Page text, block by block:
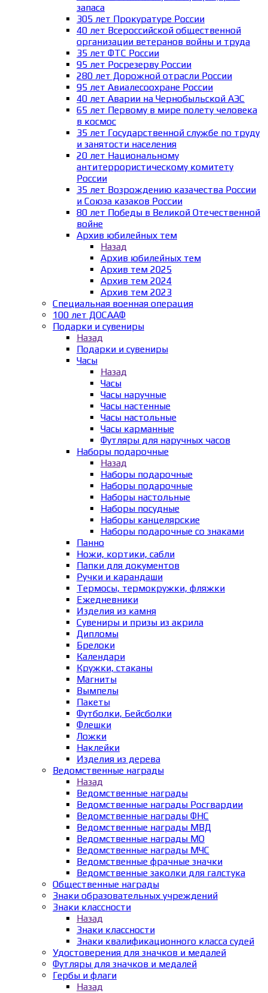
запаса
305 лет Прокуратуре России
40 лет Всероссийской общественной
организации ветеранов войны и труда
35 лет ФТС России
95 лет Росрезерву России
280 лет Дорожной отрасли России
95 лет Авиалесоохране России
40 лет Аварии на Чернобыльской АЭС
65 лет Первому в мире полету человека
в космос
35 лет Государственной службе по труду
и занятости населения
20 лет Национальному
антитеррористическому комитету
России
35 лет Возрождению казачества России
и Союза казаков России
80 лет Победы в Великой Отечественной
войне
Архив юбилейных тем
Назад
Архив юбилейных тем
Архив тем 2025
Архив тем 2024
Архив тем 2023
Специальная военная операция
100 лет ДОСААФ
Подарки и сувениры
Назад
Подарки и сувениры
Часы
Назад
Часы
Часы наручные
Часы настенные
Часы настольные
Часы карманные
Футляры для наручных часов
Наборы подарочные
Назад
Наборы подарочные
Наборы подарочные
Наборы настольные
Наборы посудные
Наборы канцелярские
Наборы подарочные со знаками
Панно
Ножи, кортики, сабли
Папки для документов
Ручки и карандаши
Термосы, термокружки, фляжки
Ежедневники
Изделия из камня
Сувениры и призы из акрила
Дипломы
Брелоки
Календари
Кружки, стаканы
Магниты
Вымпелы
Пакеты
Футболки, Бейсболки
Флешки
Ложки
Наклейки
Изделия из дерева
Ведомственные награды
Назад
Ведомственные награды
Ведомственные награды Росгвардии
Ведомственные награды ФНС
Ведомственные награды МВД
Ведомственные награды МО
Ведомственные награды МЧС
Ведомственные фрачные значки
Ведомственные заколки для галстука
Общественные награды
Знаки образовательных учреждений
Знаки классности
Назад
Знаки классности
Знаки квалификационного класса судей
Удостоверения для значков и медалей
Футляры для значков и медалей
Гербы и флаги
Назад